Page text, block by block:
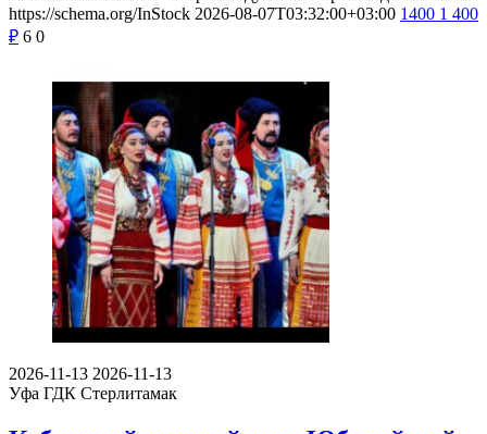
https://schema.org/InStock 2026-08-07T03:32:00+03:00 1400 1 400
₽ 6 0
2026-11-13 2026-11-13
Уфа ГДК Стерлитамак